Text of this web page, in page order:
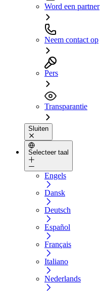
Word een partner
Neem contact op
Pers
Transparantie
Sluiten
Selecteer taal
Engels
Dansk
Deutsch
Español
Français
Italiano
Nederlands